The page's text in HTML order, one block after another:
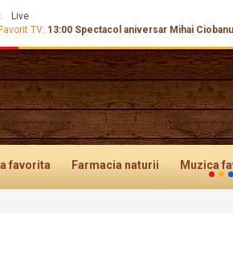
Live
TV: 13:00 Spectacol aniversar Mihai
favorita Farmacia naturii Muzica